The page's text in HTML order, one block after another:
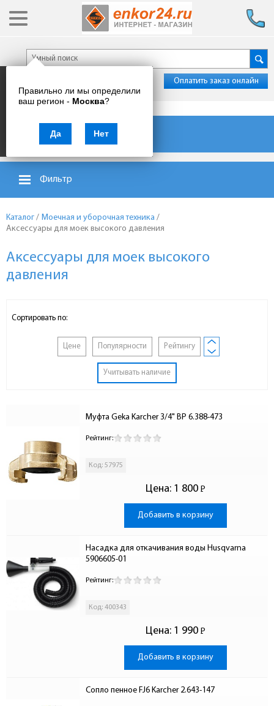
Правильно ли мы определили
ваш регион - Москва?
Да Нет
Оплатить заказ онлайн
Каталог товаров
Фильтр
Каталог / Моечная и уборочная техника /
Аксессуары для моек высокого давления
Аксессуары для моек высокого
давления
Сортировать по:
Цене Популярности Рейтингу
Учитывать наличие
Муфта Geka Karcher 3/4" ВР 6.388-473
Рейтинг:
Код: 57975
Цена: 1 800 Р
-
Добавить в корзину
Насадка для откачивания воды Husqvarna
5906605-01
Рейтинг:
Код: 400343
Цена: 1 990 Р
-
Добавить в корзину
Сопло пенное FJ6 Karcher 2.643-147